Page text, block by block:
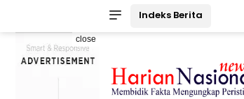
Indeks Berita
close